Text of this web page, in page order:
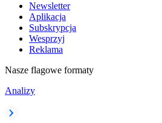
Newsletter
Aplikacja
Subskrypcja
Wesprzyj
Reklama
Nasze flagowe formaty
Analizy